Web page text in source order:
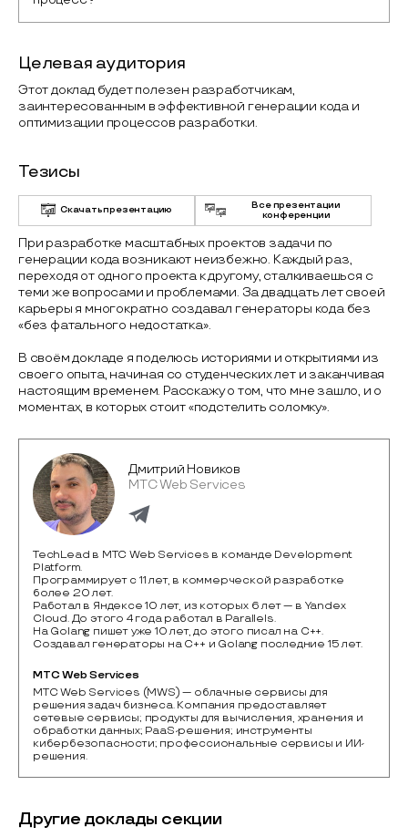
Целевая аудитория
Этот доклад будет полезен разработчикам,
заинтересованным в эффективной генерации кода и
оптимизации процессов разработки.
Тезисы
Скачать презентацию
Все презентации
конференции
При разработке масштабных проектов задачи по
генерации кода возникают неизбежно. Каждый раз,
переходя от одного проекта к другому, сталкиваешься с
теми же вопросами и проблемами. За двадцать лет своей
карьеры я многократно создавал генераторы кода без
«без фатального недостатка».
В своём докладе я поделюсь историями и открытиями из
своего опыта, начиная со студенческих лет и заканчивая
настоящим временем. Расскажу о том, что мне зашло, и о
моментах, в которых стоит «подстелить соломку».
Дмитрий Новиков
МТС Web Services
TechLead в MTС Web Services в команде Development
Platform.
Программирует с 11 лет, в коммерческой разработке
более 20 лет.
Работал в Яндексе 10 лет, из которых 6 лет — в Yandex
Cloud. До этого 4 года работал в Parallels.
На Golang пишет уже 10 лет, до этого писал на C++.
Создавал генераторы на C++ и Golang последние 15 лет.
МТС Web Services
MTС Web Services (MWS) — облачные сервисы для
решения задач бизнеса. Компания предоставляет
сетевые сервисы; продукты для вычисления, хранения и
обработки данных; PaaS-решения; инструменты
кибербезопасности; профессиональные сервисы и ИИ-
решения.
Другие доклады секции